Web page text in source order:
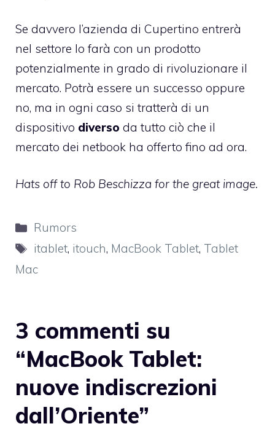
Se davvero l’azienda di Cupertino entrerà
nel settore lo farà con un prodotto
potenzialmente in grado di rivoluzionare il
mercato. Potrà essere un successo oppure
no, ma in ogni caso si tratterà di un
dispositivo diverso da tutto ciò che il
mercato dei netbook ha offerto fino ad ora.
Hats off to Rob Beschizza for the great image.
Categorie
Rumors
Tag
itablet, itouch, MacBook Tablet, Tablet
Mac
3 commenti su
“MacBook Tablet:
nuove indiscrezioni
dall’Oriente”